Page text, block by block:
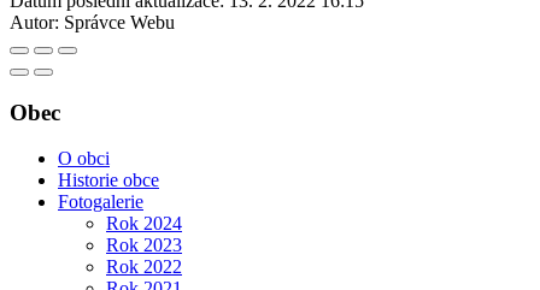
Autor: Správce Webu
Obec
O obci
Historie obce
Fotogalerie
Rok 2024
Rok 2023
Rok 2022